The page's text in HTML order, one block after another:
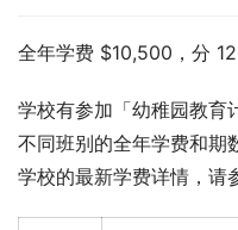
全年学费 $10,500，分
学校有参加「幼稚园教育
不同班别的全年学费和期
学校的最新学费详情，请